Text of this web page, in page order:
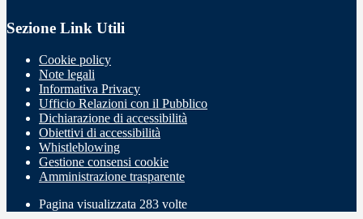
Sezione Link Utili
Cookie policy
Note legali
Informativa Privacy
Ufficio Relazioni con il Pubblico
Dichiarazione di accessibilità
Obiettivi di accessibilità
Whistleblowing
Gestione consensi cookie
Amministrazione trasparente
Pagina visualizzata 283 volte